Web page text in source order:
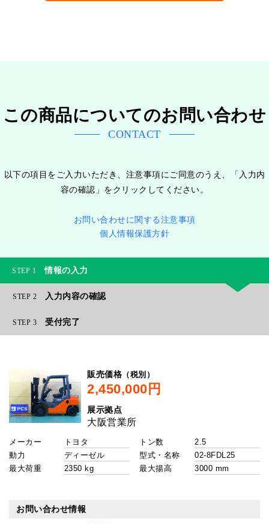
この商品についてのお問い合わせ
CONTACT
以下の項目をご入力いただき、注意事項にご同意のうえ、「入力内
容の確認」をクリックしてください。
お問い合わせに関する注意事項
個人情報保護方針
1 情報の入力
2 入力内容の確認
3 受付完了
販売価格 （税別）
展示拠点
メーカー
トン数
動力
型式・名称
最大荷重
最大揚高
お問い合わせ情報